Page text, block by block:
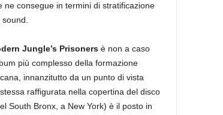
ne consegue in termini di stratificazione
Jungle’s Prisonersè non a caso
più complesso della formazione
innanzitutto da un punto di vista
raffigurata nella copertina del disco
South Bronx, a New York) è il posto in